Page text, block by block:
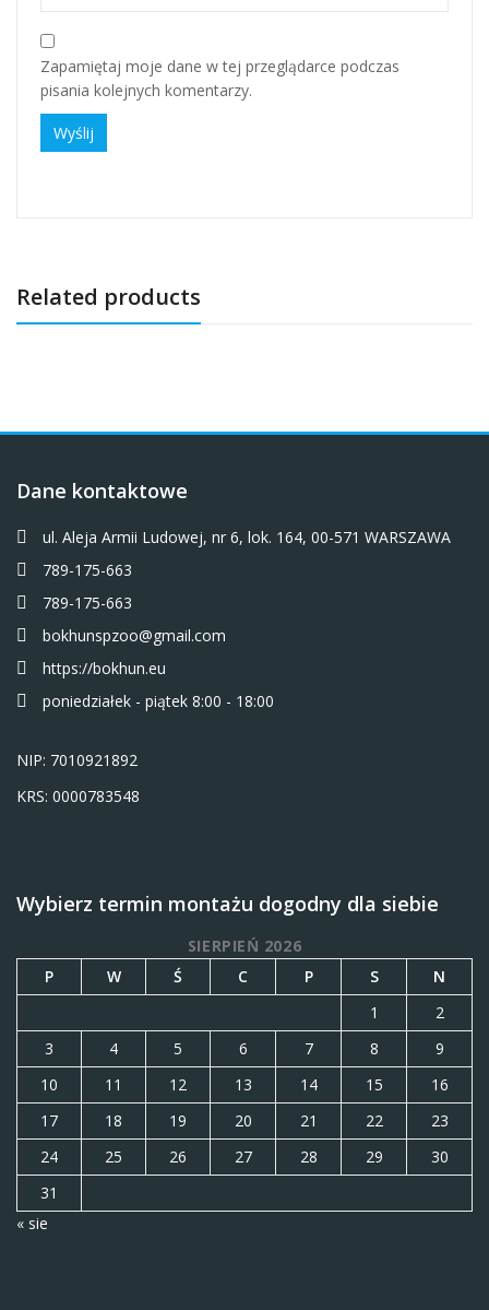
Zapamiętaj moje dane w tej przeglądarce podczas
pisania kolejnych komentarzy.
Related products
Dane kontaktowe
ul. Aleja Armii Ludowej, nr 6, lok. 164, 00-571 WARSZAWA
789-175-663
789-175-663
bokhunspzoo@gmail.com
https://bokhun.eu
poniedziałek - piątek 8:00 - 18:00
NIP: 7010921892
KRS: 0000783548
Wybierz termin montażu dogodny dla siebie
SIERPIEŃ 2026
P
W Ś C P S
N
1
2
3
4 5 6 7 8
9
10
11 12 13 14 15
16
17
18 19 20 21 22
23
24
25 26 27 28 29
30
31
« sie